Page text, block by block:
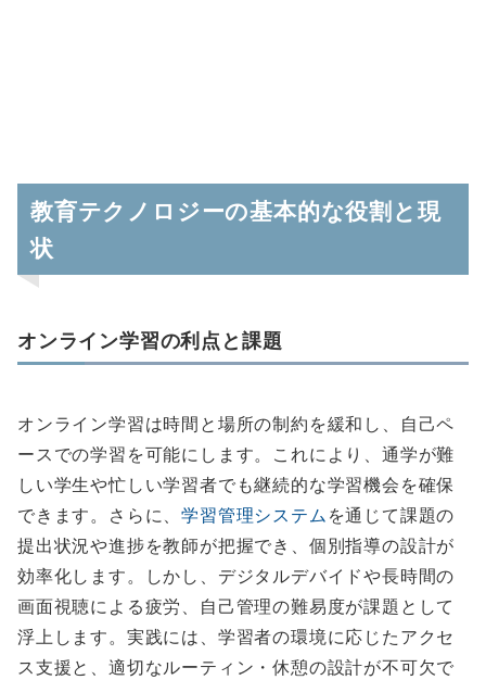
教育テクノロジーの基本的な役割と現
状
オンライン学習の利点と課題
オンライン学習は時間と場所の制約を緩和し、自己ペ
ースでの学習を可能にします。これにより、通学が難
しい学生や忙しい学習者でも継続的な学習機会を確保
できます。さらに、学習管理システム を通じて課題の
提出状況や進捗を教師が把握でき、個別指導の設計が
効率化します。しかし、デジタルデバイドや長時間の
画面視聴による疲労、自己管理の難易度が課題として
浮上します。実践には、学習者の環境に応じたアクセ
ス支援と、適切なルーティン・休憩の設計が不可欠で